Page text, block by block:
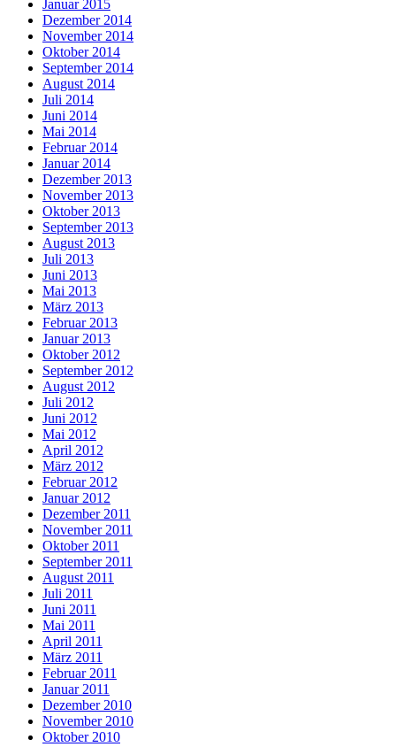
Januar 2015
Dezember 2014
November 2014
Oktober 2014
September 2014
August 2014
Juli 2014
Juni 2014
Mai 2014
Februar 2014
Januar 2014
Dezember 2013
November 2013
Oktober 2013
September 2013
August 2013
Juli 2013
Juni 2013
Mai 2013
März 2013
Februar 2013
Januar 2013
Oktober 2012
September 2012
August 2012
Juli 2012
Juni 2012
Mai 2012
April 2012
März 2012
Februar 2012
Januar 2012
Dezember 2011
November 2011
Oktober 2011
September 2011
August 2011
Juli 2011
Juni 2011
Mai 2011
April 2011
März 2011
Februar 2011
Januar 2011
Dezember 2010
November 2010
Oktober 2010